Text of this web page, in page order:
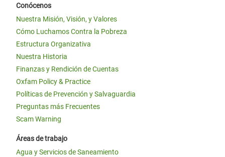
Conócenos
Nuestra Misión, Visión, y Valores
Cómo Luchamos Contra la Pobreza
Estructura Organizativa
Nuestra Historia
Finanzas y Rendición de Cuentas
Oxfam Policy & Practice
Políticas de Prevención y Salvaguardia
Preguntas más Frecuentes
Scam Warning
Áreas de trabajo
Agua y Servicios de Saneamiento